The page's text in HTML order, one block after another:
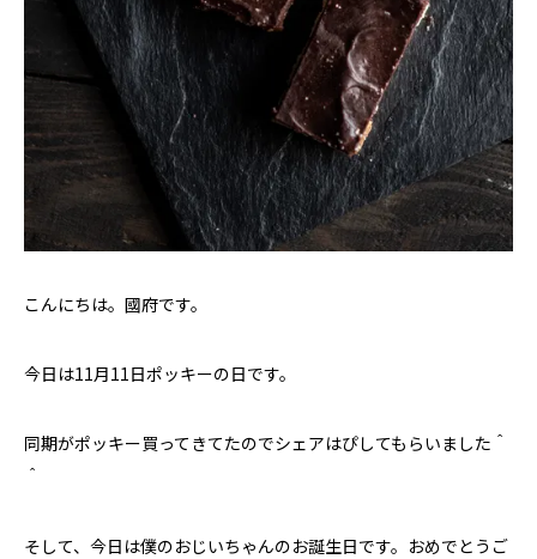
こんにちは。國府です。
今日は11月11日ポッキーの日です。
同期がポッキー買ってきてたのでシェアはぴしてもらいました＾
＾
そして、今日は僕のおじいちゃんのお誕生日です。おめでとうご